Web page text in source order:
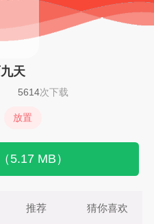
天
5614次下载
放置
5.17 MB）
推荐 猜你喜欢